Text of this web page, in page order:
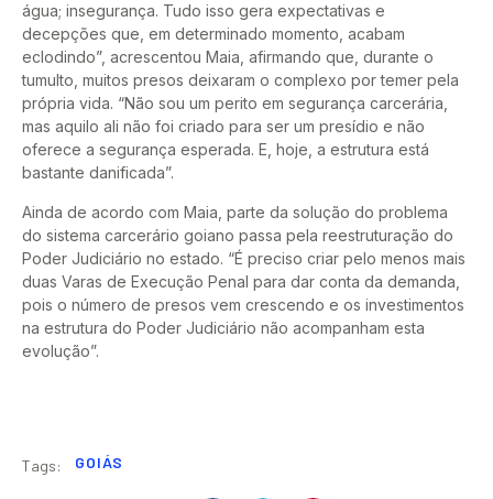
água; insegurança. Tudo isso gera expectativas e
decepções que, em determinado momento, acabam
eclodindo”, acrescentou Maia, afirmando que, durante o
tumulto, muitos presos deixaram o complexo por temer pela
própria vida. “Não sou um perito em segurança carcerária,
mas aquilo ali não foi criado para ser um presídio e não
oferece a segurança esperada. E, hoje, a estrutura está
bastante danificada”.
Ainda de acordo com Maia, parte da solução do problema
do sistema carcerário goiano passa pela reestruturação do
Poder Judiciário no estado. “É preciso criar pelo menos mais
duas Varas de Execução Penal para dar conta da demanda,
pois o número de presos vem crescendo e os investimentos
na estrutura do Poder Judiciário não acompanham esta
evolução”.
Tags: GOIÁS